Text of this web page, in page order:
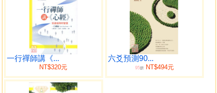
一行禪師講《...
NT$320元
六爻預測90...
95折NT$494元